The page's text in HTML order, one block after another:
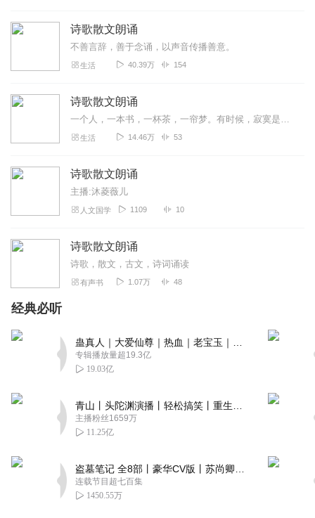
诗歌散文朗诵
不善言辞，善于念诵，以声音传播善意。
生活 40.39万 154
诗歌散文朗诵
一个人，一本书，一杯茶，一帘梦。有时候，寂寞是这样的叫人心动，也只有此刻，世事才会如此波澜不惊。凉风吹起书页，这烟雨，让尘封在书卷里的词章和故事，弥漫着潮湿的气...
生活 14.46万 53
诗歌散文朗诵
主播:沐菱薇儿
人文国学 1109 10
诗歌散文朗诵
诗歌，散文，古文，诗词诵读
有声书 1.07万 48
经典必听
专辑播放量超19.3亿
19.03亿
主播粉丝1659万
11.25亿
连载节目超七百集
1450.55万